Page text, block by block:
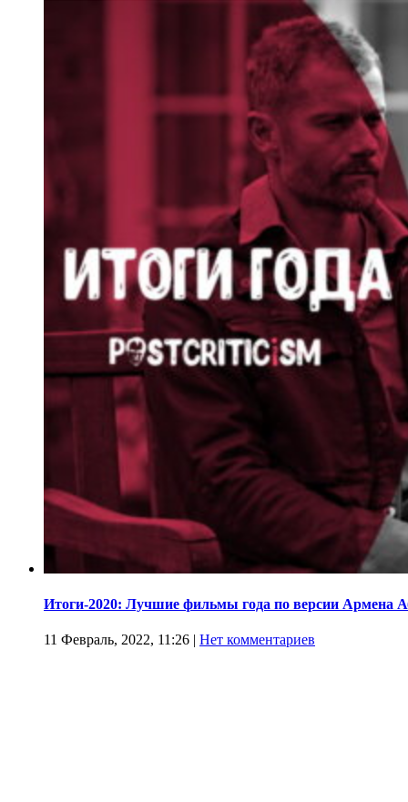
Итоги-2020: Лучшие фильмы года по версии Армена
11 Февраль, 2022, 11:26 | Нет комментариев